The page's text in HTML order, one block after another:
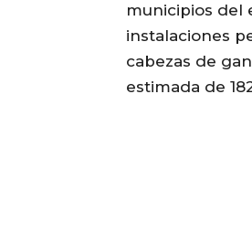
municipios del
instalaciones
cabezas de
estimada de